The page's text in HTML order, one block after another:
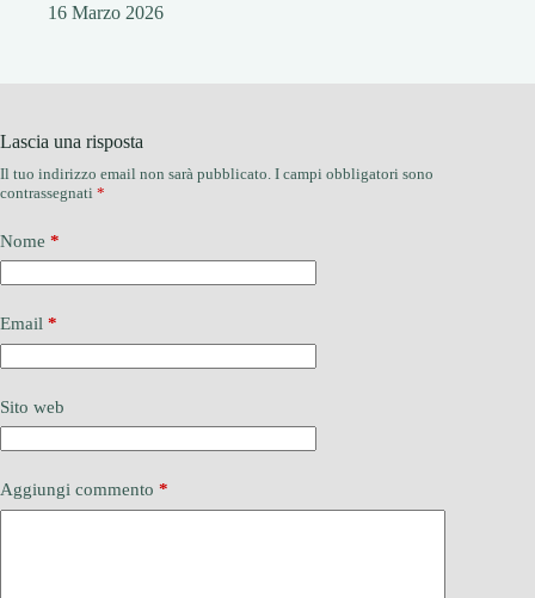
16 Marzo 2026
Lascia una risposta
Il tuo indirizzo email non sarà pubblicato. I campi obbligatori sono
contrassegnati *
Nome *
Email *
Sito web
Aggiungi commento *